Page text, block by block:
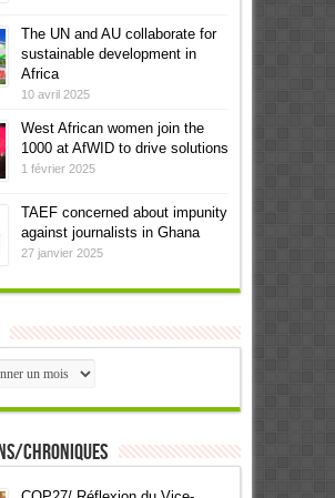
The UN and AU collaborate for
sustainable development in
Africa
10 avril 2025
West African women join the
1000 at AfWID to drive solutions
1 février 2025
TAEF concerned about impunity
against journalists in Ghana
27 janvier 2025
Chroniques